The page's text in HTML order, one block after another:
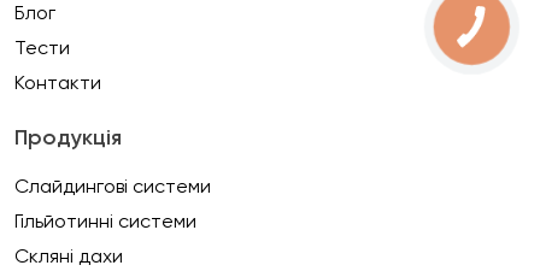
Блог
Тести
Контакти
Продукція
Слайдингові системи
Гільйотинні системи
Скляні дахи